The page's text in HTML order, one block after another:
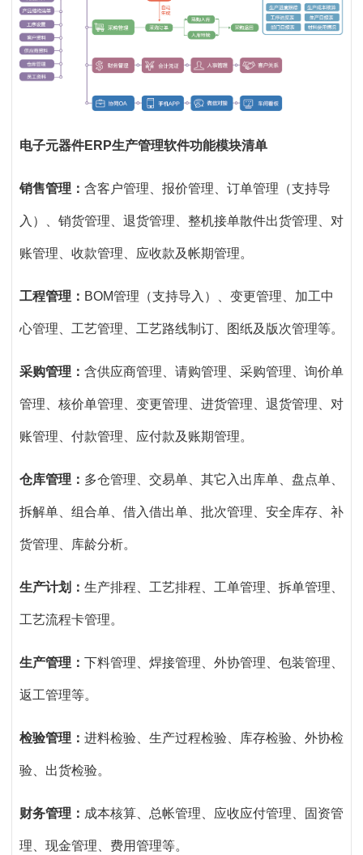
电子元器件ERP生产管理软件功能模块清单
销售管理： 含客户管理、报价管理、订单管理（支持导
入）、销货管理、退货管理、整机接单散件出货管理、对
账管理、收款管理、应收款及帐期管理。
工程管理： BOM管理（支持导入）、变更管理、加工中
心管理、工艺管理、工艺路线制订、图纸及版次管理等。
采购管理： 含供应商管理、请购管理、采购管理、询价单
管理、核价单管理、变更管理、进货管理、退货管理、对
账管理、付款管理、应付款及账期管理。
仓库管理： 多仓管理、交易单、其它入出库单、盘点单、
拆解单、组合单、借入借出单、批次管理、安全库存、补
货管理、库龄分析。
生产计划： 生产排程、工艺排程、工单管理、拆单管理、
工艺流程卡管理。
生产管理： 下料管理、焊接管理、外协管理、包装管理、
返工管理等。
检验管理： 进料检验、生产过程检验、库存检验、外协检
验、出货检验。
财务管理： 成本核算、总帐管理、应收应付管理、固资管
理、现金管理、费用管理等。